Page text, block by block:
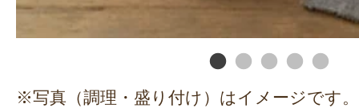
※写真（調理・盛り付け）はイメージです。